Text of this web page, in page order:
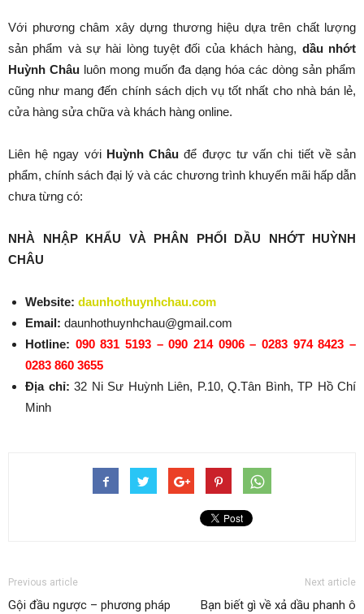
Với phương châm xây dựng thương hiệu dựa trên chất lượng
sản phẩm và sự hài lòng tuyệt đối của khách hàng, dầu nhớt
Huỳnh Châu luôn mong muốn đa dạng hóa các dòng sản phẩm
cũng như mang đến chính sách dịch vụ tốt nhất cho nhà bán lẻ,
cửa hàng sửa chữa và khách hàng online.
Liên hệ ngay với Huỳnh Châu để được tư vấn chi tiết về sản
phẩm, chính sách đại lý và các chương trình khuyến mãi hấp dẫn
chưa từng có:
NHÀ NHẬP KHẨU VÀ PHÂN PHỐI DẦU NHỚT HUỲNH
CHÂU
Website: daunhothuynhchau.com
Email: daunhothuynhchau@gmail.com
Hotline: 090 831 5193 – 090 214 0906 – 0283 974 8423 –
0283 860 3655
Địa chỉ: 32 Ni Sư Huỳnh Liên, P.10, Q.Tân Bình, TP Hồ Chí
Minh
Previous article
Gội đầu ngược – phương pháp
Next article
Bạn biết gì về xả dầu phanh ô